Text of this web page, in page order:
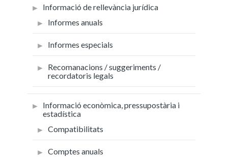
Informació de rellevància jurídica
Informes anuals
Informes especials
Recomanacions / suggeriments /
recordatoris legals
Informació econòmica, pressupostària i
estadística
Compatibilitats
Comptes anuals